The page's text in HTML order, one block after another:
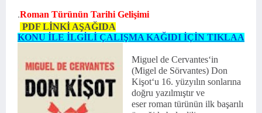
.Roman Türünün Tarihi Gelişimi
PDF LİNKİ AŞAĞIDA
KONU İLE İLGİLİ ÇALIŞMA KAĞIDI İÇİN TIKLAA
Miguel de Cervantes‘in
(Migel de Sörvantes) Don
Kişot‘u 16. yüzyılın sonlarına
doğru yazılmıştır ve
eser roman türünün ilk başarılı